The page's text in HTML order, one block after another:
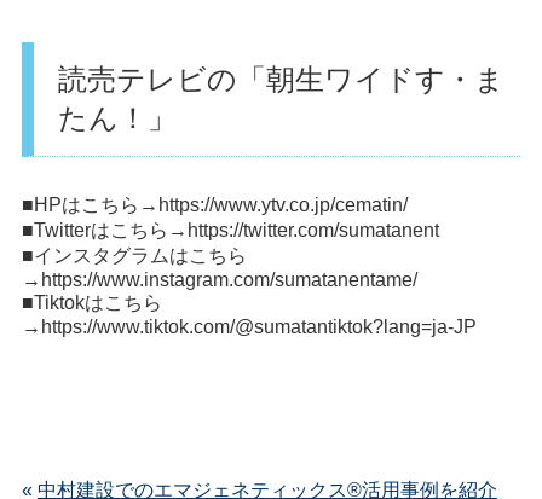
読売テレビの「朝生ワイドす・ま
たん！」
■HPはこちら→ https://www.ytv.co.jp/cematin/
■Twitterはこちら→ https://twitter.com/sumatanent
■インスタグラムはこちら
→ https://www.instagram.com/sumatanentame/
■Tiktokはこちら
→ https://www.tiktok.com/@sumatantiktok?lang=ja-JP
« 中村建設でのエマジェネティックス®️活用事例を紹介